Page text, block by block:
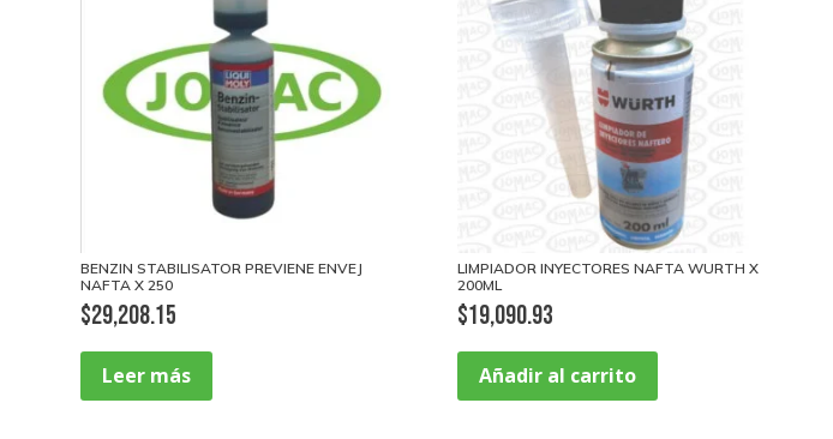
BENZIN STABILISATOR PREVIENE ENVEJ
NAFTA X 250
$29,208.15
Leer más
LIMPIADOR INYECTORES NAFTA WURTH X
200ML
$19,090.93
Añadir al carrito